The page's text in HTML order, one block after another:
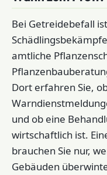
Bei Getreidebefall
amtliche
Dort erfahren Sie,
und ob eine
wirtschaftlich ist.
brauchen Sie nur,
Gebäuden